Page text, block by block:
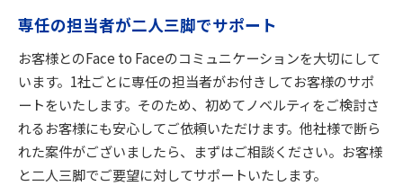
専任の担当者が⼆⼈三脚でサポート
お客様とのFace to Faceのコミュニケーションを⼤切にして
います。1社ごとに専任の担当者がお付きしてお客様のサポ
ートをいたします。そのため、初めてノベルティをご検討さ
れるお客様にも安⼼してご依頼いただけます。他社様で断ら
れた案件がございましたら、まずはご相談ください。お客様
と⼆⼈三脚でご要望に対してサポートいたします。